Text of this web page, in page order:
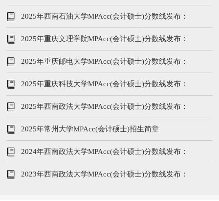
184/86/43
2025年西南石油大学MPAcc(会计硕士)分数线发布：
206/96/48
2025年重庆文理学院MPAcc(会计硕士)分数线发布：
194/96/48
2025年重庆邮电大学MPAcc(会计硕士)分数线发布：
198/96/48
2025年重庆科技大学MPAcc(会计硕士)分数线发布：
202/96/48
2025年西南政法大学MPAcc(会计硕士)分数线发布：
194/96/48
2025年常州大学MPAcc(会计硕士)招生简章
2024年西南政法大学MPAcc(会计硕士)分数线发布：
222/104/52
2023年西南政法大学MPAcc(会计硕士)分数线发布：